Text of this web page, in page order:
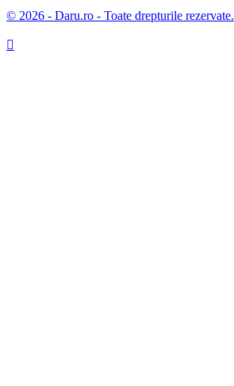
© 2026 - Daru.ro - Toate drepturile rezervate.
